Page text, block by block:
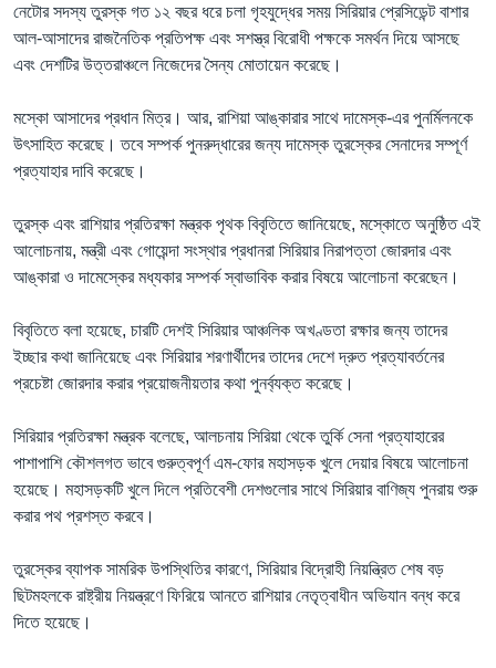
নেটোর সদস্য তুরস্ক গত ১২ বছর ধরে চলা গৃহযুদ্ধের সময় সিরিয়ার প্রেসিডেন্ট বাশার
আল-আসাদের রাজনৈতিক প্রতিপক্ষ এবং সশস্ত্র বিরোধী পক্ষকে সমর্থন দিয়ে আসছে
এবং দেশটির উত্তরাঞ্চলে নিজেদের সৈন্য মোতায়েন করেছে।
মস্কো আসাদের প্রধান মিত্র। আর, রাশিয়া আঙ্কারার সাথে দামেস্ক-এর পুনর্মিলনকে
উৎসাহিত করেছে। তবে সম্পর্ক পুনরুদ্ধারের জন্য দামেস্ক তুরস্কের সেনাদের সম্পূর্ণ
প্রত্যাহার দাবি করেছে।
তুরস্ক এবং রাশিয়ার প্রতিরক্ষা মন্ত্রক পৃথক বিবৃতিতে জানিয়েছে, মস্কোতে অনুষ্ঠিত এই
আলোচনায়, মন্ত্রী এবং গোয়েন্দা সংস্থার প্রধানরা সিরিয়ার নিরাপত্তা জোরদার এবং
আঙ্কারা ও দামেস্কের মধ্যকার সম্পর্ক স্বাভাবিক করার বিষয়ে আলোচনা করেছেন।
বিবৃতিতে বলা হয়েছে, চারটি দেশই সিরিয়ার আঞ্চলিক অখণ্ডতা রক্ষার জন্য তাদের
ইচ্ছার কথা জানিয়েছে এবং সিরিয়ার শরণার্থীদের তাদের দেশে দ্রুত প্রত্যাবর্তনের
প্রচেষ্টা জোরদার করার প্রয়োজনীয়তার কথা পুনর্ব্যক্ত করেছে।
সিরিয়ার প্রতিরক্ষা মন্ত্রক বলেছে, আলচনায় সিরিয়া থেকে তুর্কি সেনা প্রত্যাহারের
পাশাপাশি কৌশলগত ভাবে গুরুত্বপূর্ণ এম-ফোর মহাসড়ক খুলে দেয়ার বিষয়ে আলোচনা
হয়েছে। মহাসড়কটি খুলে দিলে প্রতিবেশী দেশগুলোর সাথে সিরিয়ার বাণিজ্য পুনরায় শুরু
করার পথ প্রশস্ত করবে।
তুরস্কের ব্যাপক সামরিক উপস্থিতির কারণে, সিরিয়ার বিদ্রোহী নিয়ন্ত্রিত শেষ বড়
ছিটমহলকে রাষ্ট্রীয় নিয়ন্ত্রণে ফিরিয়ে আনতে রাশিয়ার নেতৃত্বাধীন অভিযান বন্ধ করে
দিতে হয়েছে।